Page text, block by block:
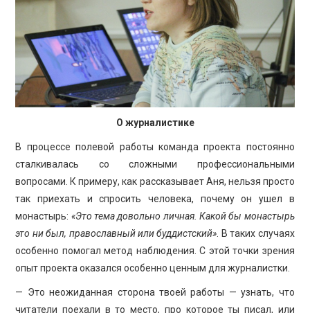
О журналистике
В процессе полевой работы команда проекта постоянно
сталкивалась со сложными профессиональными
вопросами. К примеру, как рассказывает Аня, нельзя просто
так приехать и спросить человека, почему он ушел в
монастырь: «Это тема довольно личная. Какой бы монастырь
это ни был, православный или буддистский» . В таких случаях
особенно помогал метод наблюдения. С этой точки зрения
опыт проекта оказался особенно ценным для журналистки.
— Это неожиданная сторона твоей работы — узнать, что
читатели поехали в то место, про которое ты писал, или